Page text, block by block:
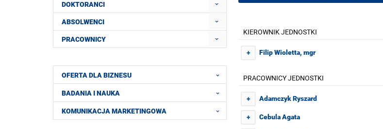
KIEROWNIK JEDNOSTKI
+ Filip Wioletta, mgr
PRACOWNICY JEDNOSTKI
+ Adamczyk Ryszard
+ Cebula Agata
DOKTORANCI
ABSOLWENCI
PRACOWNICY
OFERTA DLA BIZNESU
BADANIA I NAUKA
KOMUNIKACJA MARKETINGOWA